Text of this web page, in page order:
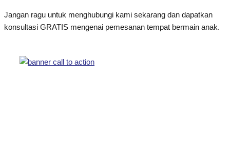
Jangan ragu untuk menghubungi kami sekarang dan dapatkan
konsultasi GRATIS mengenai pemesanan tempat bermain anak.